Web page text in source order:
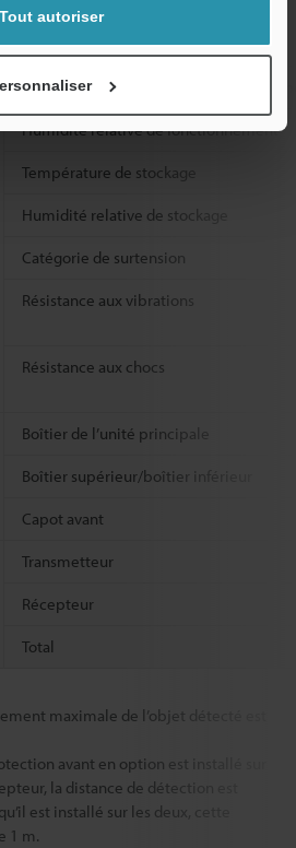
Tout autoriser
Température ambiante de
Humidité relative de fonctionnement
Température de stockage
Humidité relative de stockage
Catégorie de surtension
Résistance aux vibrations
Résistance aux chocs
Boîtier de l’unité principale
Boîtier supérieur/boîtier inférieur
Capot avant
Transmetteur
Récepteur
Total
maximale de l’objet détecté est
avant en option est installé sur
la distance de détection est
est installé sur les deux, cette
1 m.